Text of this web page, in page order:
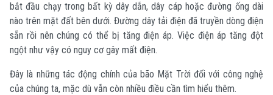
bắt đầu chạy trong bất kỳ dây dẫn, dây cáp hoặc đường ống dài
nào trên mặt đất bên dưới.Đường dây tải điện đã truyền dòng điện
sẵn rồi nên chúng có thể bị tăng điện áp. Việc điện áp tăng đột
ngột như vậy có nguy cơ gây mất điện.
Đây là những tác động chính của bão Mặt Trời đối với công nghệ
của chúng ta, mặc dù vẫn còn nhiều điều cần tìm hiểu thêm.